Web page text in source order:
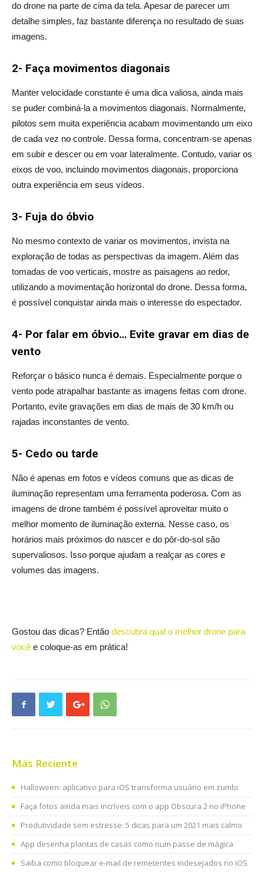
do drone na parte de cima da tela. Apesar de parecer um
detalhe simples, faz bastante diferença no resultado de suas
imagens.
2- Faça movimentos diagonais
Manter velocidade constante é uma dica valiosa, ainda mais
se puder combiná-la a movimentos diagonais. Normalmente,
pilotos sem muita experiência acabam movimentando um eixo
de cada vez no controle. Dessa forma, concentram-se apenas
em subir e descer ou em voar lateralmente. Contudo, variar os
eixos de voo, incluindo movimentos diagonais, proporciona
outra experiência em seus vídeos.
3- Fuja do óbvio
No mesmo contexto de variar os movimentos, invista na
exploração de todas as perspectivas da imagem. Além das
tomadas de voo verticais, mostre as paisagens ao redor,
utilizando a movimentação horizontal do drone. Dessa forma,
é possível conquistar ainda mais o interesse do espectador.
4- Por falar em óbvio… Evite gravar em dias de
vento
Reforçar o básico nunca é demais. Especialmente porque o
vento pode atrapalhar bastante as imagens feitas com drone.
Portanto, evite gravações em dias de mais de 30 km/h ou
rajadas inconstantes de vento.
5- Cedo ou tarde
Não é apenas em fotos e vídeos comuns que as dicas de
iluminação representam uma ferramenta poderosa. Com as
imagens de drone também é possível aproveitar muito o
melhor momento de iluminação externa. Nesse caso, os
horários mais próximos do nascer e do pôr-do-sol são
supervaliosos. Isso porque ajudam a realçar as cores e
volumes das imagens.
Gostou das dicas? Então descubra qual o melhor drone para
você e coloque-as em prática!
Más Reciente
Halloween: aplicativo para iOS transforma usuário em zumbi
Faça fotos ainda mais incríveis com o app Obscura 2 no iPhone
Produtividade sem estresse: 5 dicas para um 2021 mais calmo
App desenha plantas de casas como num passe de mágica
Saiba como bloquear e-mail de remetentes indesejados no iOS